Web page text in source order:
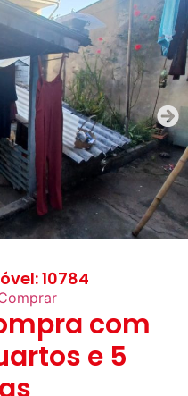
10784
com
e 5